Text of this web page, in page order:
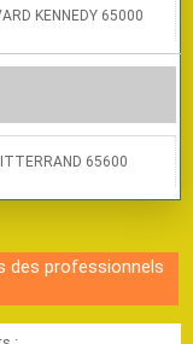
KENNEDY 65000
65600
des professionnels